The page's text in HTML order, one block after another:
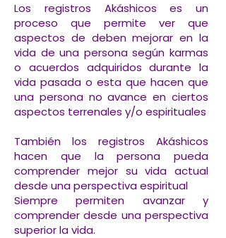
Los registros Akáshicos es un
proceso que permite ver que
aspectos de deben mejorar en la
vida de una persona según karmas
o acuerdos adquiridos durante la
vida pasada o esta que hacen que
una persona no avance en ciertos
aspectos terrenales y/o espirituales
También los registros Akáshicos
hacen que la persona pueda
comprender mejor su vida actual
desde una perspectiva espiritual
Siempre permiten avanzar y
comprender desde una perspectiva
superior la vida.